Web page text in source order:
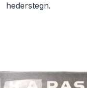
hederstegn.